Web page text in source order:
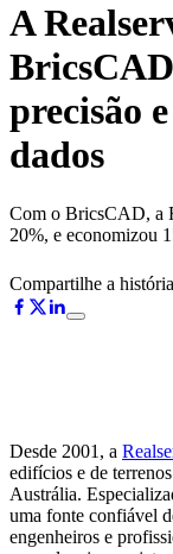
A
precisão
dados
Com o BricsCAD, a
20%, e economizou
Compartilhe a
Desde 2001, a
edifícios e de
Austrália.
uma fonte confiável
engenheiros e